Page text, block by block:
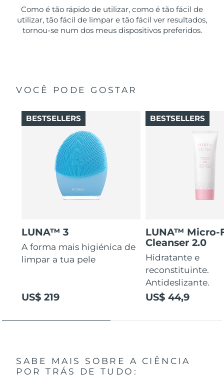
Como é tão rápido de utilizar, como é tão fácil de
utilizar, tão fácil de limpar e tão fácil ver resultados,
tornou-se num dos meus dispositivos preferidos.
VOCÊ PODE GOSTAR
LUNA™ 3
A forma mais higiénica de
limpar a tua pele
US$ 219
BESTSELLERS
LUNA™ Micro-
Cleanser 2.0
Hidratante e
reconstituinte.
Antideslizante.
US$ 44,9
BESTSELLERS
SABE MAIS SOBRE A CIÊNCIA
POR TRÁS DE TUDO: